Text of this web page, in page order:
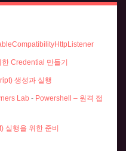
Credential 만들기
생성과 실행
Lab - Powershell – 원격 접
실행을 위한 준비